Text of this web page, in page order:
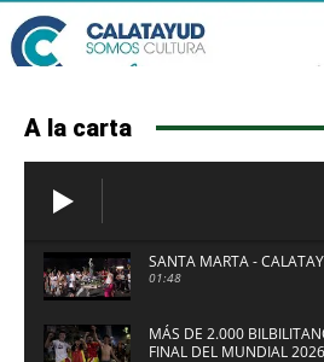
A la carta
SANTA MARTA -
01:48
MÁS DE 2.000
FINAL DEL MUNDIAL